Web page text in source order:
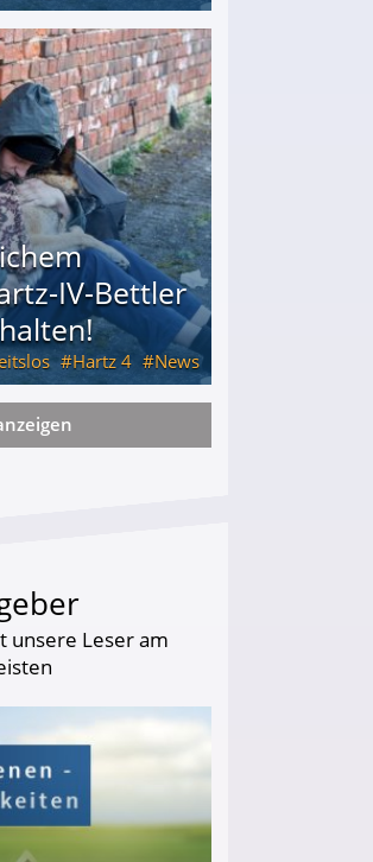
"Hanni"!
IV-Bettler
Hartz 4 News
unsere Leser am